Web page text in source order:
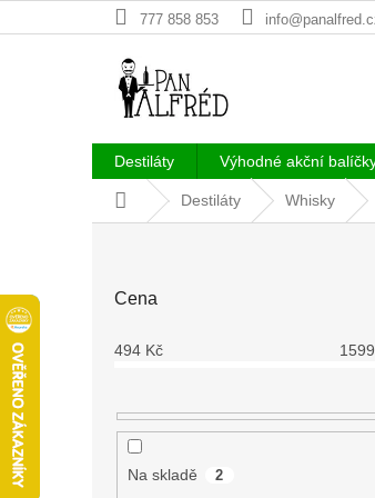
na
777 858 853
Destiláty Výhodné akční
Domů Destiláty Whisky
Cena
494 Kč 1599
Na skladě 2